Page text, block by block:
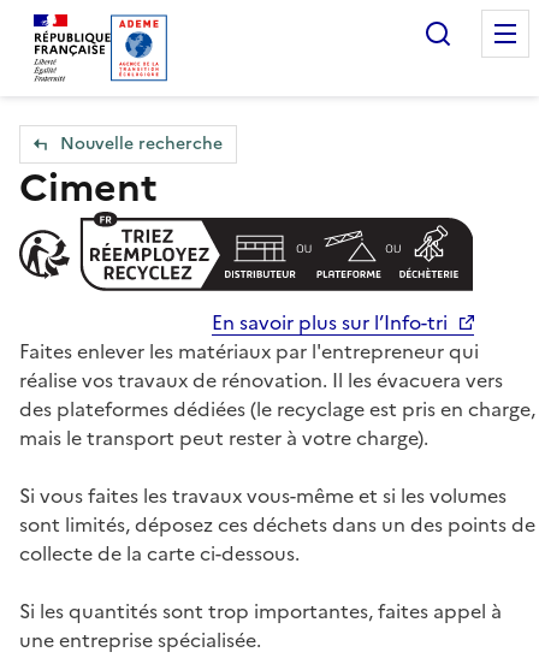
Accueil — Que Faire de mes objets & déchets
Nouvelle recherche
Ciment
En savoir plus sur l’Info-tri
Faites enlever les matériaux par l'entrepreneur qui
réalise vos travaux de rénovation. Il les évacuera vers
des plateformes dédiées (le recyclage est pris en charge,
mais le transport peut rester à votre charge).
Si vous faites les travaux vous-même et si les volumes
sont limités, déposez ces déchets dans un des points de
collecte de la carte ci-dessous.
Si les quantités sont trop importantes, faites appel à
une entreprise spécialisée.